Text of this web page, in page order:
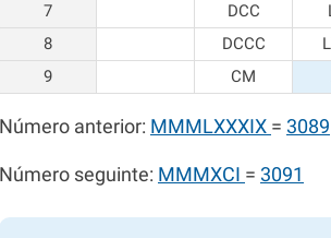
7
DCC
8
DCCC
9
CM
Número anterior: MMMLXXXIX = 3089
Número seguinte: MMMXCI = 3091